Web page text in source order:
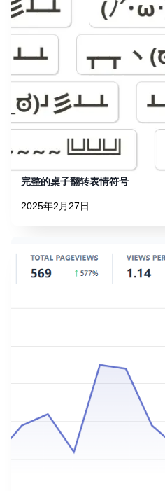
完整的桌子翻转表情符号
2025年2月27日